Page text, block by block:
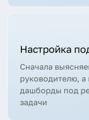
Настройка
Сначала
руководителю,
дашборды под
задачи